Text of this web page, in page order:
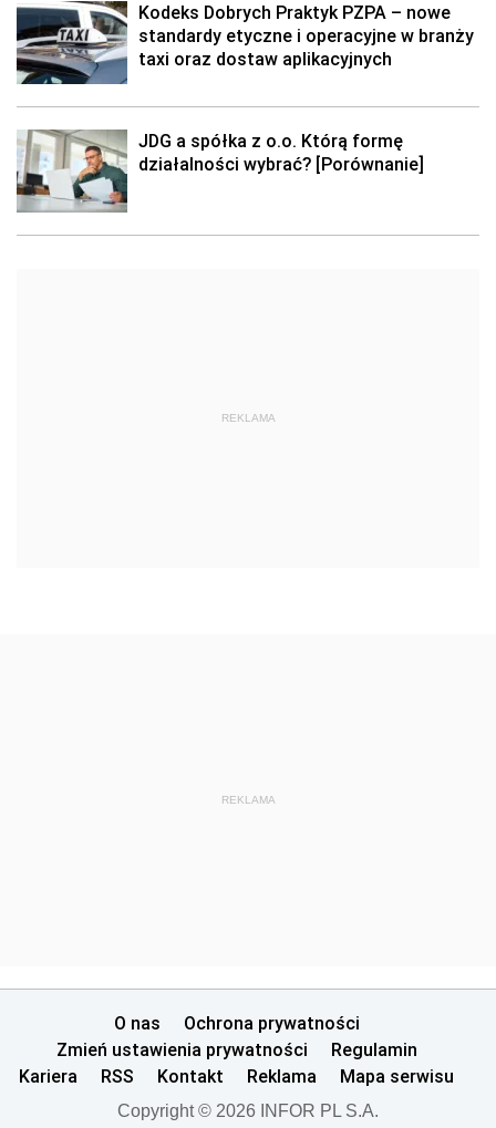
Kodeks Dobrych Praktyk PZPA – nowe
standardy etyczne i operacyjne w branży
taxi oraz dostaw aplikacyjnych
JDG a spółka z o.o. Którą formę
działalności wybrać? [Porównanie]
REKLAMA
REKLAMA
O nas
Ochrona prywatności
Zmień ustawienia prywatności
Regulamin
Kariera
RSS Kontakt Reklama Mapa serwisu
Copyright © 2026 INFOR PL S.A.